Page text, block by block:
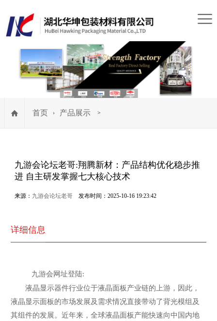
首页 >
产品展示
九游会论坛老哥:翔腾新材：产品结构优化稳步推
进 自主研发掌握七大核心技术
来源： 九游会论坛老哥 发布时间：2025-10-16 19:23:42
详细信息
九游会网址登陆:
液晶显示器件行业位于液晶面板产业链的上游，因此，
液晶显示面板的市场发展及需求情况直接带动了背光模组及
其组件的发展。近年来，全球液晶面板产能快速向中国内地